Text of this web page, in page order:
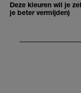
Deze kleuren wil je
je beter vermijden)